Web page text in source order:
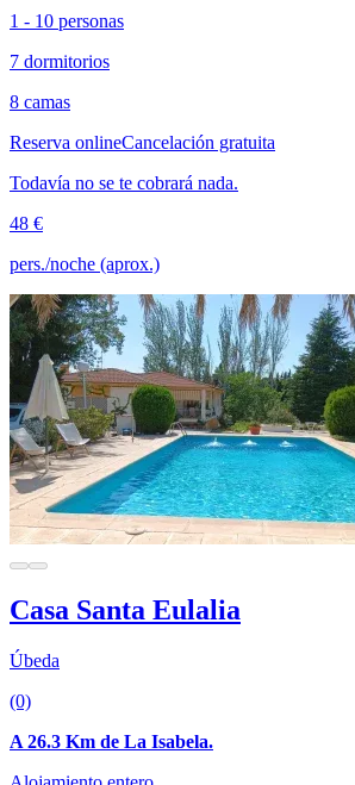
1 - 10 personas
7 dormitorios
8 camas
Reserva onlineCancelación gratuita
Todavía no se te cobrará nada.
48 €
pers./noche (aprox.)
Casa Santa Eulalia
Úbeda
(0)
A 26.3 Km de La Isabela.